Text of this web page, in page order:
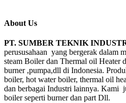
About Us
PT. SUMBER TEKNIK
perususahaan yang bergerak dalam
steam Boiler dan Thermal oil Heater
burner ,pumpa,dll di Indonesia.
boiler, hot water boiler, thermal oil
dan berbagai Industri lainnya. Kami
boiler seperti burner dan part Dll.